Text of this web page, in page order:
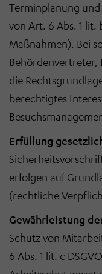
Terminplanung
von Art. 6 Abs. 1 lit.
Maßnahmen). Bei
Behördenvertreter,
die
berechtigtes
Erfüllung
erfolgen auf
(rechtliche
Gewährleistung
Schutz von
6 Abs. 1 lit. c